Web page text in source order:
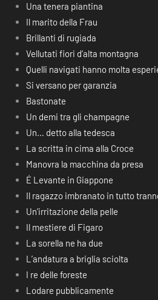
Una tenera piantina
Il marito della Frau
Brillanti di rugiada
Vellutati fiori d’alta montagna
Quelli navigati hanno molta
Si versano per garanzia
Bastonate
Un demi tra gli champagne
Un… detto alla tedesca
La scritta in cima alla Croce
Manovra la macchina da presa
É Levante in Giappone
Il ragazzo imbranato in tutto
Un’irritazione della pelle
Il mestiere di Figaro
La sorella ne ha due
L’andatura a briglia sciolta
I re delle foreste
Lodare pubblicamente